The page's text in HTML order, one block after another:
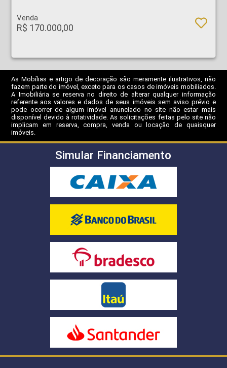
Venda
R$ 170.000,00
As Mobílias e artigo de decoração são meramente ilustrativos, não
fazem parte do imóvel, exceto para os casos de imóveis mobiliados.
A Imobiliária se reserva no direito de alterar qualquer informação
referente aos valores e dados de seus imóveis sem aviso prévio e
pode ocorrer de algum imóvel anunciado no site não estar mais
disponível devido à rotatividade. As solicitações feitas pelo site não
implicam em reserva, compra, venda ou locação de quaisquer
imóveis.
Simular Financiamento